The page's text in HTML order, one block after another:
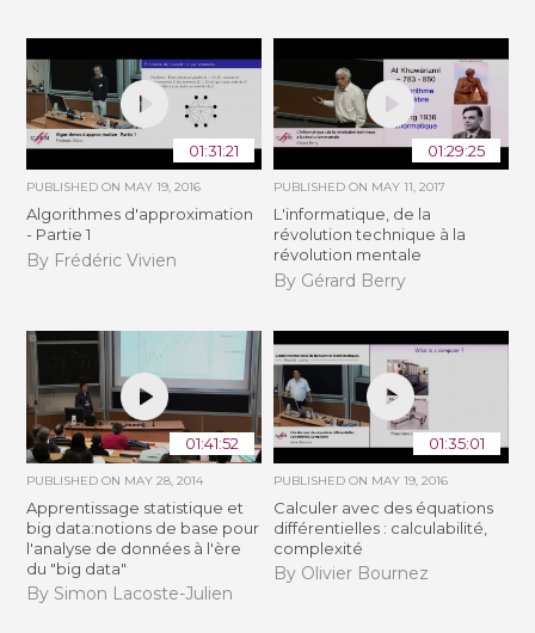
01:31:21
PUBLISHED ON MAY 19, 2016
Algorithmes d'approximation
- Partie 1
By Frédéric Vivien
01:29:25
PUBLISHED ON MAY 11, 2017
L'informatique, de la
révolution technique à la
révolution mentale
By Gérard Berry
01:41:52
PUBLISHED ON MAY 28, 2014
Apprentissage statistique et
big data:notions de base pour
l'analyse de données à l'ère
du "big data"
By Simon Lacoste-Julien
01:35:01
PUBLISHED ON MAY 19, 2016
Calculer avec des équations
différentielles : calculabilité,
complexité
By Olivier Bournez